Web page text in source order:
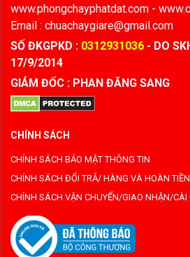
www.phongchayphatdat.com -
Email : chuachaygiare@gmail.com
SỐ ĐKGPKD : 0312931036 - DO
17/9/2014
GIÁM ĐỐC : PHAN ĐĂNG SANG
CHÍNH SÁCH
CHÍNH SÁCH BẢO MẬT THÔNG TIN
CHÍNH SÁCH ĐỔI TRẢ/ HÀNG VÀ HOÀN TIỀN
CHÍNH SÁCH VẬN CHUYỂN/GIAO NHẬN/CÀI